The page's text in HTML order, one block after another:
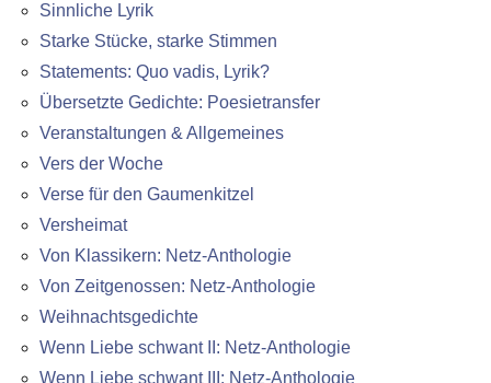
Sinnliche Lyrik
Starke Stücke, starke Stimmen
Statements: Quo vadis, Lyrik?
Übersetzte Gedichte: Poesietransfer
Veranstaltungen & Allgemeines
Vers der Woche
Verse für den Gaumenkitzel
Versheimat
Von Klassikern: Netz-Anthologie
Von Zeitgenossen: Netz-Anthologie
Weihnachtsgedichte
Wenn Liebe schwant II: Netz-Anthologie
Wenn Liebe schwant III: Netz-Anthologie